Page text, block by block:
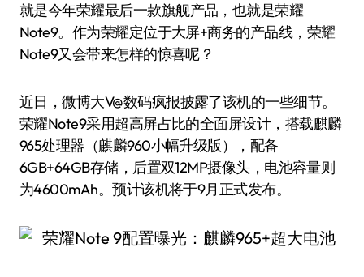
就是今年荣耀最后一款旗舰产品，也就是荣耀
Note9。作为荣耀定位于大屏+商务的产品线，荣耀
Note9又会带来怎样的惊喜呢？
近日，微博大V@数码疯报披露了该机的一些细节。
荣耀Note9采用超高屏占比的全面屏设计，搭载麒麟
965处理器（麒麟960小幅升级版），配备
6GB+64GB存储，后置双12MP摄像头，电池容量则
为4600mAh。预计该机将于9月正式发布。